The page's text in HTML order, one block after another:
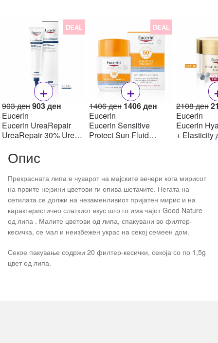
DEAL
+
903денOriginal
was:
903 ден.
903ден
is:
903 ден.
Eucerin
Eucerin UreaRepair
UreaRepair 30% Urea
30% уреа 75 мл
DEAL
+
1406ден Original
was:
1406 ден.
1406ден Current
1406 ден.
Eucerin
Eucerin Sensitive
Protect Sun Fluid
2108ден
Eucerin
Eucerin
+ Elasticity
Опис
Прекрасната липа е чуварот на мајските вечери кога мирисот
на првите нејзини цветови ги опива шетачите. Негата на
сетилата се должи на незаменливиот пријатен мирис и на
карактеристично слаткиот вкус што го има чајот Good Nature
од липа . Малите цветови од липа, спакувани во филтер-
кесичка, се мал и неизбежен украс на секој семеен дом.
Секое пакување содржи 20 филтер-кесички, секоја со по 1,5g
цвет од липа.